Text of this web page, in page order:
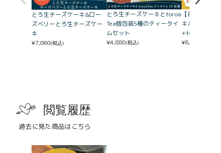
とろ生チーズケーキ&ロー
ズベリーとろ生チーズケー
キ
¥7,060(税込)
とろ生チーズケーキとtoroa
Tea個包装5種のティータイ
ムセット
¥4,880(税込)
【初！】とろ
キ＆とろ生ガ
+toroa teaお
¥6,510
閲覧履歴
過去に見た商品はこちら